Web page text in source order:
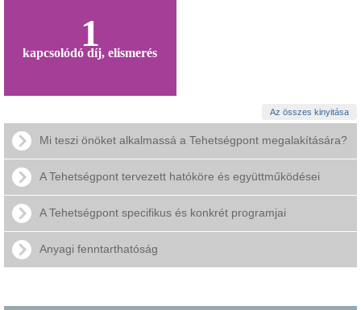
1
kapcsolódó díj, elismerés
Az összes kinyitása
Mi teszi önöket alkalmassá a Tehetségpont megalakítására?
A Tehetségpont tervezett hatóköre és együttműködései
A Tehetségpont specifikus és konkrét programjai
Anyagi fenntarthatóság